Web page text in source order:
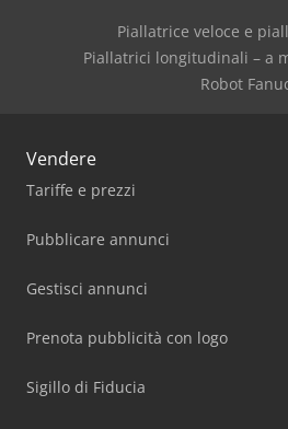
Piallatrice veloce e
Piallatrici longitudinali – a
Robot
Vendere
Tariffe e prezzi
Pubblicare annunci
Gestisci annunci
Prenota pubblicità con logo
Sigillo di Fiducia